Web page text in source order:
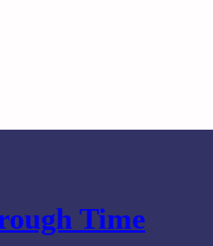
Time